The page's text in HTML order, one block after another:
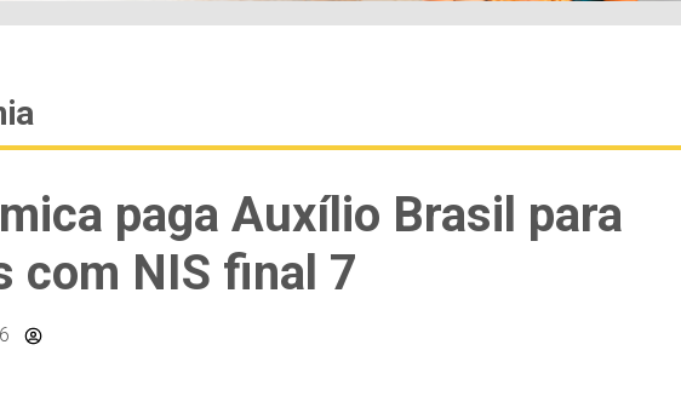
paga Auxílio Brasil para
com NIS final 7